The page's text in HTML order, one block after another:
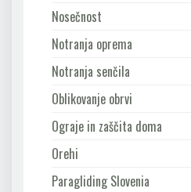
Nosečnost
Notranja oprema
Notranja senčila
Oblikovanje obrvi
Ograje in zaščita doma
Orehi
Paragliding Slovenia